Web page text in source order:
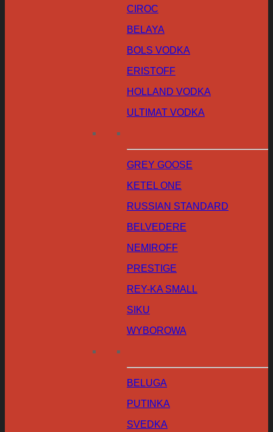
CIROC
BELAYA
BOLS VODKA
ERISTOFF
HOLLAND VODKA
ULTIMAT VODKA
GREY GOOSE
KETEL ONE
RUSSIAN STANDARD
BELVEDERE
NEMIROFF
PRESTIGE
REY-KA SMALL
SIKU
WYBOROWA
BELUGA
PUTINKA
SVEDKA